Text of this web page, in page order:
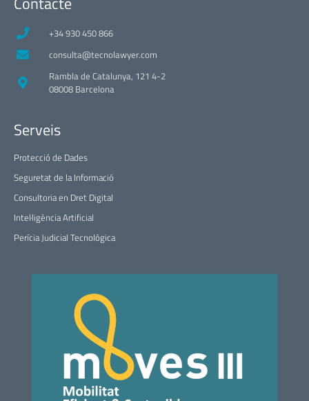
+34 930 450 866
consulta@tecnolawyer.com
Rambla de Catalunya, 121 4-2
08008 Barcelona
Serveis
Protecció de Dades
Seguretat de la Informació
Consultoria en Dret Digital
Intel·ligència Artificial
Perícia Judicial Tecnològica